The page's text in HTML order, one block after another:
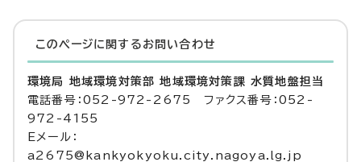
このページに関する お問い合わせ
環境局 地域環境対策部 地域環境対策課 水質地盤担当
電話番号：052-972-2675 ファクス番号：052-
972-4155
Eメール：
a2675@kankyokyoku.city.nagoya.lg.jp